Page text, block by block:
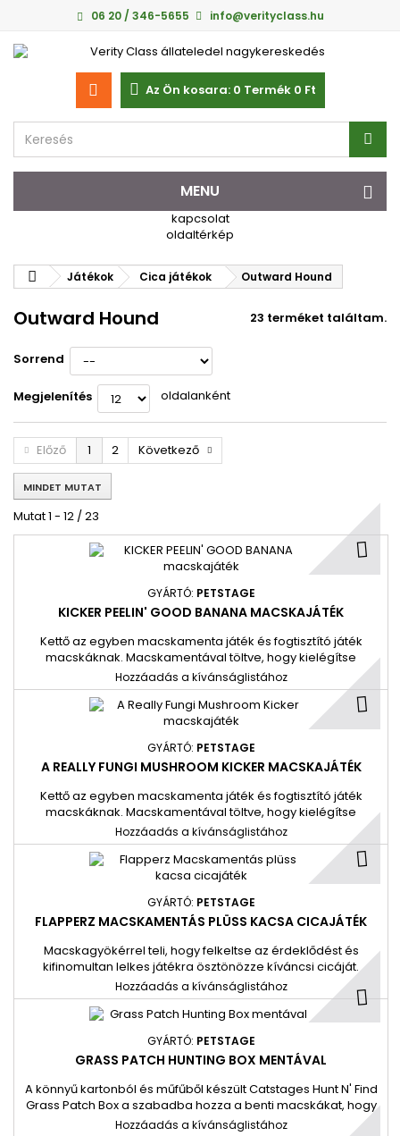
06 20 / 346-5655 info@verityclass.hu
Az Ön kosara: 0 Termék 0 Ft‎
MENU
kapcsolat
oldaltérkép
Játékok Cica játékok Outward Hound
Outward Hound 23 terméket találtam.
Sorrend
Megjelenítés oldalanként
Előző 1 2 Következő
MINDET MUTAT
Mutat 1 - 12 / 23
GYÁRTÓ: PETSTAGE
KICKER PEELIN' GOOD BANANA MACSKAJÁTÉK
Kettő az egyben macskamenta játék és fogtisztító játék
macskáknak. Macskamentával töltve, hogy kielégítse
macskája sóvárgását. A fogháló segít a fogak tisztításában.
A tollak és a puha plüss vonzza a válogatós macskákat
Tökéletes méret ütögetéshez, dobáláshoz, rúgáshoz és
hordozáshoz.
Hozzáadás a kívánságlistához
GYÁRTÓ: PETSTAGE
A REALLY FUNGI MUSHROOM KICKER MACSKAJÁTÉK
Kettő az egyben macskamenta játék és fogtisztító játék
macskáknak. Macskamentával töltve, hogy kielégítse
macskája sóvárgását. A fogháló segít a fogak tisztításában.
A tollak és a puha plüss vonzza a válogatós macskákat
Tökéletes méret ütögetéshez, dobáláshoz, rúgáshoz és
hordozáshoz.
Hozzáadás a kívánságlistához
GYÁRTÓ: PETSTAGE
FLAPPERZ MACSKAMENTÁS PLÜSS KACSA CICAJÁTÉK
Macskagyökérrel teli, hogy felkeltse az érdeklődést és
kifinomultan lelkes játékra ösztönözze kíváncsi cicáját.
Hozzáadás a kívánságlistához
GYÁRTÓ: PETSTAGE
GRASS PATCH HUNTING BOX MENTÁVAL
A könnyű kartonból és műfűből készült Catstages Hunt N' Find
Grass Patch Box a szabadba hozza a benti macskákat, hogy
kiszabadítsák vad oldalukat.
Hozzáadás a kívánságlistához